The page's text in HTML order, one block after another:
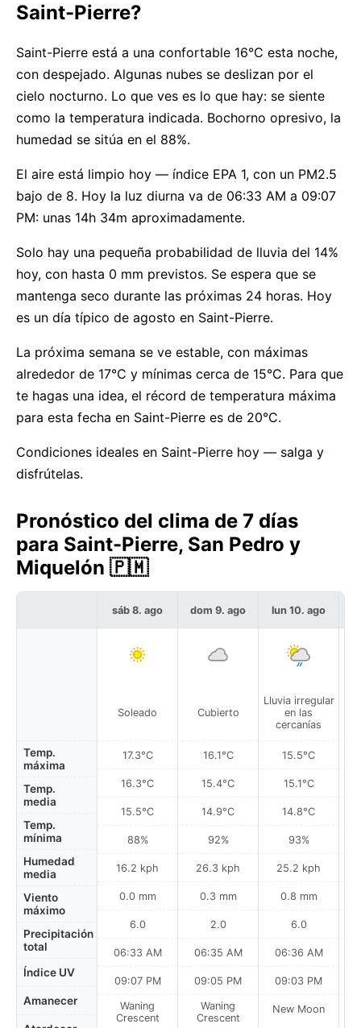
Saint-Pierre?
Saint-Pierre está a una confortable 16°C esta noche,
con despejado. Algunas nubes se deslizan por el
cielo nocturno. Lo que ves es lo que hay: se siente
como la temperatura indicada. Bochorno opresivo, la
humedad se sitúa en el 88%.
El aire está limpio hoy — índice EPA 1, con un PM2.5
bajo de 8. Hoy la luz diurna va de 06:33 AM a 09:07
PM: unas 14h 34m aproximadamente.
Solo hay una pequeña probabilidad de lluvia del 14%
hoy, con hasta 0 mm previstos. Se espera que se
mantenga seco durante las próximas 24 horas. Hoy
es un día típico de agosto en Saint-Pierre.
La próxima semana se ve estable, con máximas
alrededor de 17°C y mínimas cerca de 15°C. Para que
te hagas una idea, el récord de temperatura máxima
para esta fecha en Saint-Pierre es de 20°C.
Condiciones ideales en Saint-Pierre hoy — salga y
disfrútelas.
Pronóstico del clima de 7 días
para Saint-Pierre, San Pedro y
Miquelón 🇵🇲
Temp.
máxima
Temp.
media
Temp.
mínima
Humedad
media
Viento
máximo
Precipitación
total
Índice UV
Amanecer
sáb 8. ago
Soleado
17.3°C
16.3°C
15.5°C
88%
16.2 kph
0.0 mm
6.0
06:33 AM
09:07 PM
Waning
Crescent
dom 9. ago
Cubierto
16.1°C
15.4°C
14.9°C
92%
26.3 kph
0.3 mm
2.0
06:35 AM
09:05 PM
Waning
Crescent
lun 10. ago
Lluvia irregular
en las
cercanías
15.5°C
15.1°C
14.8°C
93%
25.2 kph
0.8 mm
6.0
06:36 AM
09:03 PM
New Moon